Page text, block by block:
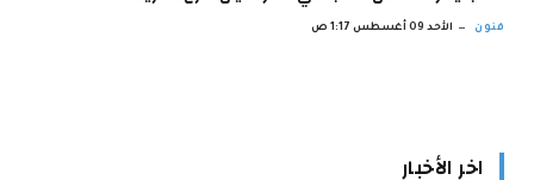
فنون الأحد 09 أغسطس 1:17 ص
اخر الأخبار